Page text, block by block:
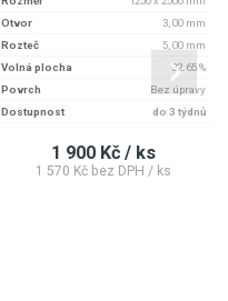
Otvor
3, 00 mm
Rozteč
5, 00 mm
Volná plocha
32.65 %
Povrch
Bez úpravy
Dostupnost
do 3 týdnů
1 900 Kč / ks
1 570 Kč bez DPH / ks